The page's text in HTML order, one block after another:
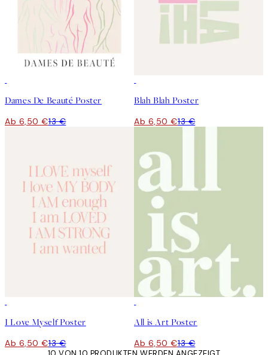
Dames De Beauté Poster
Ab 6,50 €13 €
Blah Blah Poster
Ab 6,50 €13 €
I Love Myself Poster
Ab 6,50 €13 €
All is Art Poster
Ab 6,50 €13 €